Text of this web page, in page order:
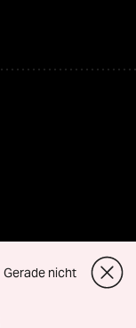
Gerade nicht